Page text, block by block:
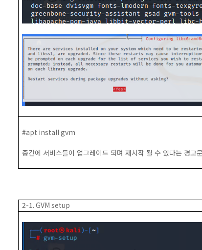
#apt install gvm
중간에 서비스들이 업그레이드 되며 재시작 될 수 있다는 경고
2-1. GVM setup